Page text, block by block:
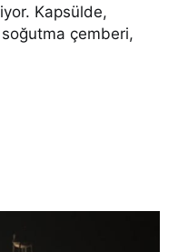
Kapsülde,
çemberi,